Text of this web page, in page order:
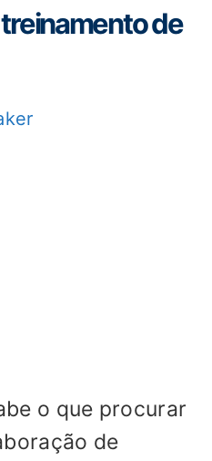
de
o que procurar
de